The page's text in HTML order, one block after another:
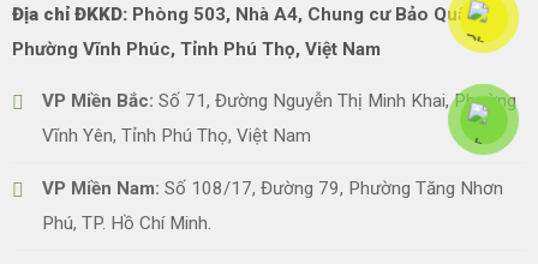
Địa chỉ ĐKKD:Phòng 503, Nhà A4, Chung cư Bảo Quân,
Phường Vĩnh Phúc, Tỉnh Phú Thọ, Việt Nam
VP Miền Bắc: Số 71, Đường Nguyễn Thị Minh Khai, Phường
Vĩnh Yên, Tỉnh Phú Thọ, Việt Nam
VP Miền Nam: Số 108/17, Đường 79, Phường Tăng Nhơn
Phú, TP. Hồ Chí Minh.